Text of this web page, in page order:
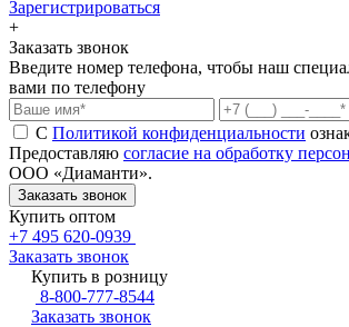
Зарегистрироваться
+
Заказать звонок
Введите номер телефона, чтобы наш
вами по телефону
С Политикой конфиденциальности
Предоставляю согласие на обработку
ООО «Диаманти».
Купить оптом
+7 495 620-0939
Заказать звонок
Купить в розницу
8-800-777-8544
Заказать звонок